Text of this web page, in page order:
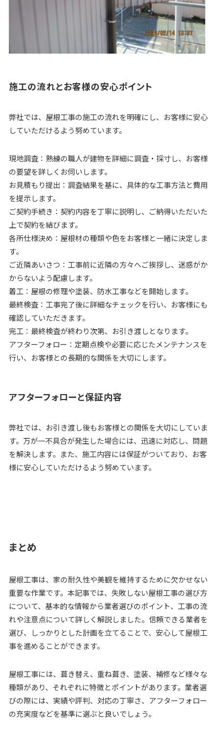
施工の流れとお客様の安心ポイント
弊社では、屋根工事の施工の流れを明確にし、お客様に安心
していただけるよう努めています。
現地調査：熟練の職人が建物を詳細に調査・採寸し、お客様
の要望を詳しくお伺いします。
お見積もり提出：調査結果を基に、具体的な工事方法と費用
を提示します。
ご契約手続き：契約内容を丁寧に説明し、ご納得いただいた
上で契約を結びます。
各所仕様決め：屋根材の種類や色をお客様と一緒に決定しま
す。
ご近隣あいさつ：工事前に近隣の方々へご挨拶し、迷惑がか
からないよう配慮します。
着工：屋根の修理や塗装、防水工事などを開始します。
最終検査：工事完了後に詳細なチェックを行い、お客様にも
確認していただきます。
完工：最終検査が終わり次第、お引き渡しとなります。
アフターフォロー：定期点検や必要に応じたメンテナンスを
行い、お客様との長期的な関係を大切にします。
アフターフォローと保証内容
弊社では、お引き渡し後もお客様との関係を大切にしていま
す。万が一不具合が発生した場合には、迅速に対応し、問題
を解決します。また、施工内容には保証がついており、お客
様に安心していただけるよう努めています。
まとめ
屋根工事は、家の耐久性や美観を維持するために欠かせない
重要な作業です。本記事では、失敗しない屋根工事の選び方
について、基本的な情報から業者選びのポイント、工事の流
れや注意点について詳しく解説しました。信頼できる業者を
選び、しっかりとした計画を立てることで、安心して屋根工
事を進めることができます。
屋根工事には、葺き替え、重ね葺き、塗装、補修など様々な
種類があり、それぞれに特徴とポイントがあります。業者選
びの際には、実績や評判、対応の丁寧さ、アフターフォロー
の充実度などを基準に選ぶと良いでしょう。